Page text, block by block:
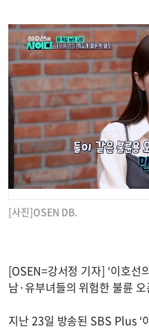
[사진]OSEN DB.
[OSEN=강서정 기자] ‘이호선
남·유부녀들의 위험한 불륜
지난 23일 방송된 SBS Plus ‘